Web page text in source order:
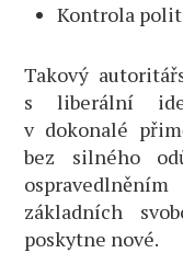
Kontrola
Takový
s liberální
v dokonalé
bez silného
základních
poskytne nové.